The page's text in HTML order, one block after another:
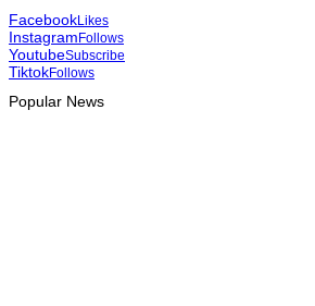
FacebookLikes
InstagramFollows
YoutubeSubscribe
TiktokFollows
Popular News